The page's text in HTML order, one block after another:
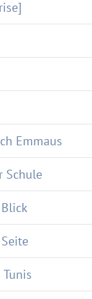
Emmaus
Schule